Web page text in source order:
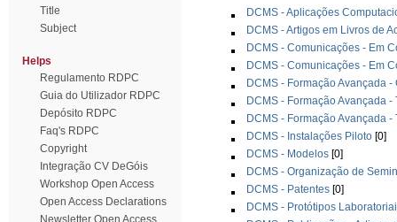
Title
Subject
Helps
Regulamento RDPC
Guia do Utilizador RDPC
Depósito RDPC
Faq's RDPC
Copyright
Integração CV DeGóis
Workshop Open Access
Open Access Declarations
Newsletter Open Access
DCMS - Aplicações
DCMS - Artigos em Livros de
DCMS - Comunicações - Em
DCMS - Comunicações - Em
DCMS - Formação Avançada -
DCMS - Formação Avançada
DCMS - Formação Avançada -
DCMS - Instalações Piloto [0]
DCMS - Modelos [0]
DCMS - Organização de
DCMS - Patentes [0]
DCMS - Protótipos